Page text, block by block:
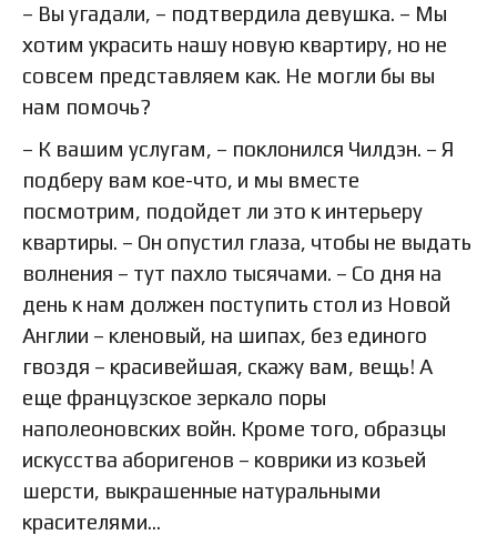
– Вы угадали, – подтвердила девушка. – Мы
хотим украсить нашу новую квартиру, но не
совсем представляем как. Не могли бы вы
нам помочь?
– К вашим услугам, – поклонился Чилдэн. – Я
подберу вам кое-что, и мы вместе
посмотрим, подойдет ли это к интерьеру
квартиры. – Он опустил глаза, чтобы не выдать
волнения – тут пахло тысячами. – Со дня на
день к нам должен поступить стол из Новой
Англии – кленовый, на шипах, без единого
гвоздя – красивейшая, скажу вам, вещь! А
еще французское зеркало поры
наполеоновских войн. Кроме того, образцы
искусства аборигенов – коврики из козьей
шерсти, выкрашенные натуральными
красителями…